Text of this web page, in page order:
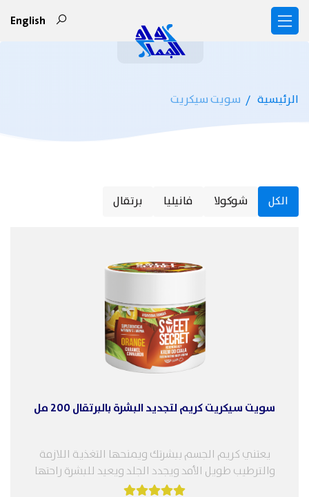
English
الرئيسية سويت سيكريت
الكل شوكولا فانيليا برتقال
سويت سيكريت كريم لتجديد البشرة بالبرتقال 200 مل
يعتني كريم الجسم ببشرتك ويمنحها التغذية اللازمة
والترطيب طويل الأمد ويجدد الجلد ويعيد للبشرة راحتها
وحيويتها ويضيف النعومة كالحرير. الميزات:...